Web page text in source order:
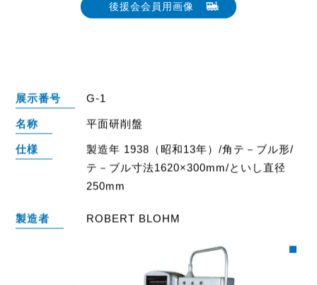
後援会会員用画像
展示番号 G-1
名称 平面研削盤
仕様
製造年 1938（昭和13年）/角テ－ブル形/
テ－ブル寸法1620×300mm/といし直径
250mm
製造者 ROBERT BLOHM